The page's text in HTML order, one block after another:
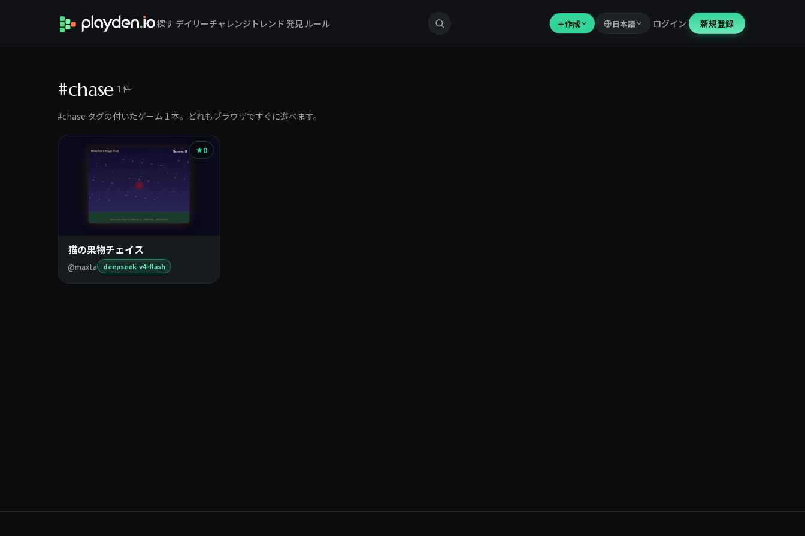
探す デイリーチャレンジ トレンド 発見 ルール ＋作成 日本語 ログイン 新規登録
#chase 1 件
#chase タグの付いたゲーム 1 本。どれもブラウザですぐに遊べます。
0
猫の果物チェイス
@maxta deepseek-v4-flash